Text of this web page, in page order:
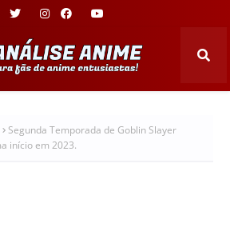
Segunda Temporada de Goblin Slayer
início em 2023.